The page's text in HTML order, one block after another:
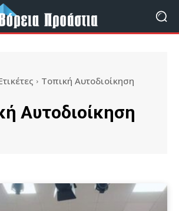
Τοπική Αυτοδιοίκηση
Αυτοδιοίκηση